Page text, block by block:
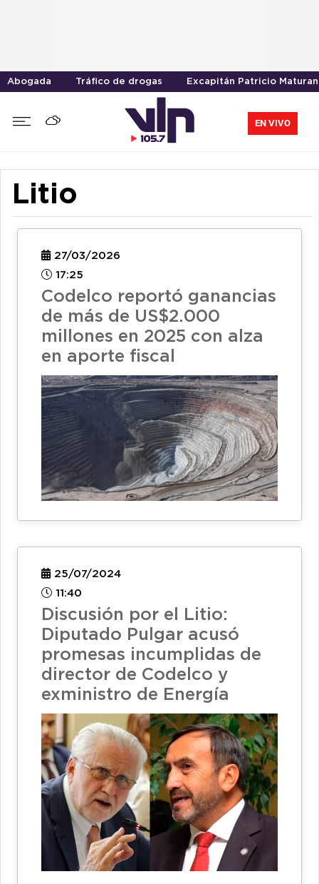
Abogada Tráfico de drogas Excapitán Patricio
EN VIVO
Litio
27/03/2026
17:25
Codelco reportó ganancias
de más de US$2.000
millones en 2025 con alza
en aporte fiscal
25/07/2024
11:40
Discusión por el Litio:
Diputado Pulgar acusó
promesas incumplidas de
director de Codelco y
exministro de Energía